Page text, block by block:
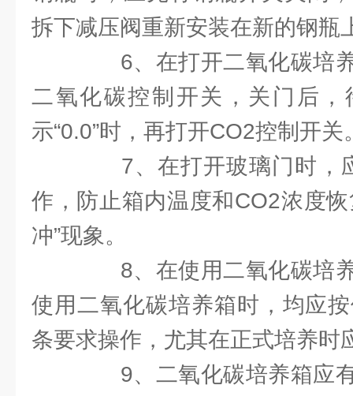
拆下减压阀重新安装在新的钢瓶
6、在打开二氧化碳培养
二氧化碳控制开关，关门后，
示“0.0”时，再打开CO2控制开关
7、在打开玻璃门时，
作，防止箱内温度和CO2浓度
冲”现象。
8、在使用二氧化碳培养
使用二氧化碳培养箱时，均应
条要求操作，尤其在正式培养时
9、二氧化碳培养箱应有